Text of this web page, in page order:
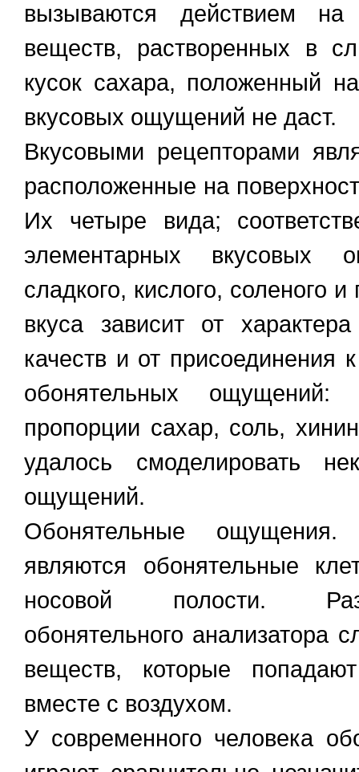
вызываются действием на
веществ, растворенных в
кусок сахара, положенный
вкусовых ощущений не даст.
Вкусовыми рецепторами
расположенные на
Их четыре вида;
элементарных вкусовых
сладкого, кислого, соленого и
вкуса зависит от
качеств и от
обонятельных
пропорции сахар, соль,
удалось смоделировать
ощущений.
Обонятельные ощущения.
являются обонятельные
носовой полости.
обонятельного анализатора
веществ, которые
вместе с воздухом.
У современного человека